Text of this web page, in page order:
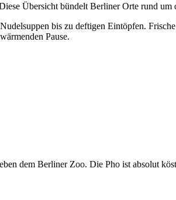
Übersicht bündelt Berliner Orte rund um
bis zu deftigen Eintöpfen.
Pause.
dem Berliner Zoo. Die Pho ist absolut